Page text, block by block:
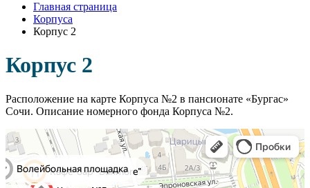
Главная страница
Корпуса
Корпус 2
Корпус 2
Расположение на карте Корпуса №2 в пансионате «Бургас»
Сочи. Описание номерного фонда Корпуса №2.